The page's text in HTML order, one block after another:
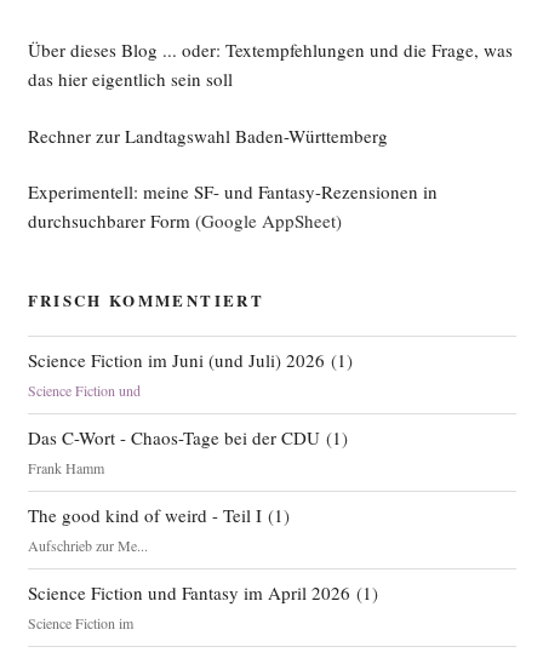
le
Maxi­
Über dieses Blog ... oder: Textempfehlungen und die Frage, was
das hier eigentlich sein soll
Rechner zur Landtagswahl Baden-Württemberg
Experimentell: meine SF- und Fantasy-Rezensionen in
durchsuchbarer Form(Google AppSheet)
FRISCH KOMMENTIERT
Science Fiction im Juni (und Juli) 2026 (1)
Science Fiction und
Das C-Wort - Chaos-Tage bei der CDU(1)
Frank Hamm
The good kind of weird - Teil I(1)
Aufschrieb zur Me...
Science Fiction und Fantasy im April 2026 (1)
Science Fiction im